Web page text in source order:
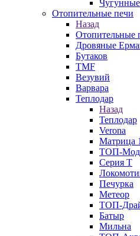
Отопительные печи
Назад
Отопительные
Дровяные
Бутаков
TMF
Везувий
Варвара
Теплодар
Назад
Теплодар
Verona
Матрица
ТОП-
Серия Т
Печурка
Метеор
ТОП-
Батыр
Мильна